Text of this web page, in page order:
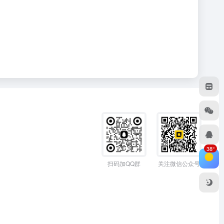
扫码加QQ群 关注微信公众号
38°